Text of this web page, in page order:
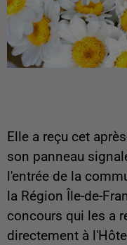
Elle a reçu cet
son panneau
l'entrée de la
la Région Île-de-
concours qui les a
directement à